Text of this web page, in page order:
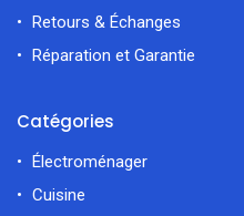
Retours & Échanges
Réparation et Garantie
Catégories
Électroménager
Cuisine